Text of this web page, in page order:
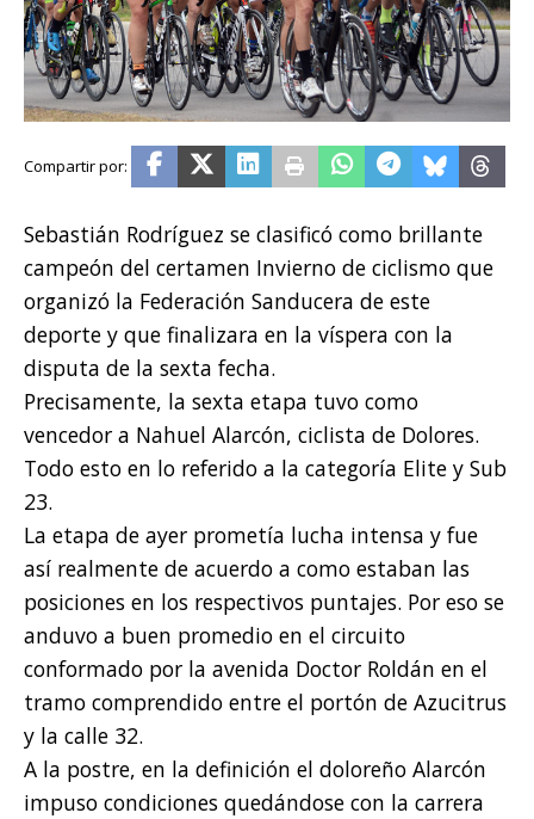
Sebastián Rodríguez se clasificó como brillante
campeón del certamen Invierno de ciclismo que
organizó la Federación Sanducera de este
deporte y que finalizara en la víspera con la
disputa de la sexta fecha.
Precisamente, la sexta etapa tuvo como
vencedor a Nahuel Alarcón, ciclista de Dolores.
Todo esto en lo referido a la categoría Elite y Sub
23.
La etapa de ayer prometía lucha intensa y fue
así realmente de acuerdo a como estaban las
posiciones en los respectivos puntajes. Por eso se
anduvo a buen promedio en el circuito
conformado por la avenida Doctor Roldán en el
tramo comprendido entre el portón de Azucitrus
y la calle 32.
A la postre, en la definición el doloreño Alarcón
impuso condiciones quedándose con la carrera